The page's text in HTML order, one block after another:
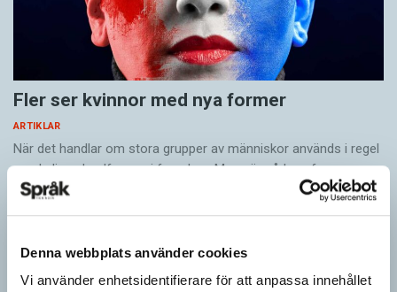
Denna webbplats använder cookies
Vi använder enhetsidentifierare för att anpassa innehållet
Fler ser kvinnor med nya former
ARTIKLAR
När det handlar om stora grupper av människor används i regel
maskulina pluralformer i franskan. Men när sådana ­former
ersätts av dubbel­former som les étudiantes…